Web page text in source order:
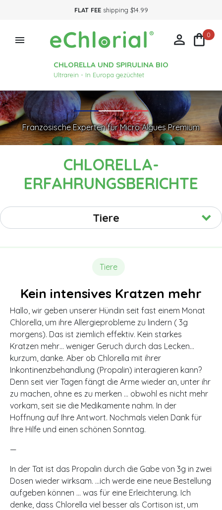
FLAT FEEshipping $14.99

CHLORELLA UND SPIRULINA BIO
Ultrarein - In Europa gezüchtet
 0
Französische Experten für Micro Algues Premium
CHLORELLA-
ERFAHRUNGSBERICHTE
Tiere
Tiere
Kein intensives Kratzen mehr
Hallo, wir geben unserer Hündin seit fast einem Monat
Chlorella, um ihre Allergieprobleme zu lindern ( 3g
morgens). Das ist ziemlich effektiv. Kein starkes
Kratzen mehr… weniger Geruch durch das Lecken…
kurzum, danke. Aber ob Chlorella mit ihrer
Inkontinenzbehandlung (Propalin) interagieren kann?
Denn seit vier Tagen fängt die Arme wieder an, unter ihr
zu machen, ohne es zu merken … obwohl es nicht mehr
vorkam, seit sie die Medikamente nahm. In der
Hoffnung auf Ihre Antwort. Nochmals vielen Dank für
Ihre Hilfe und einen schönen Sonntag.
—
In der Tat ist das Propalin durch die Gabe von 3g in zwei
Dosen wieder wirksam. …ich werde eine neue Bestellung
aufgeben können … was für eine Erleichterung. Ich
denke, dass Chlorella viel besser als Cortison ist, um